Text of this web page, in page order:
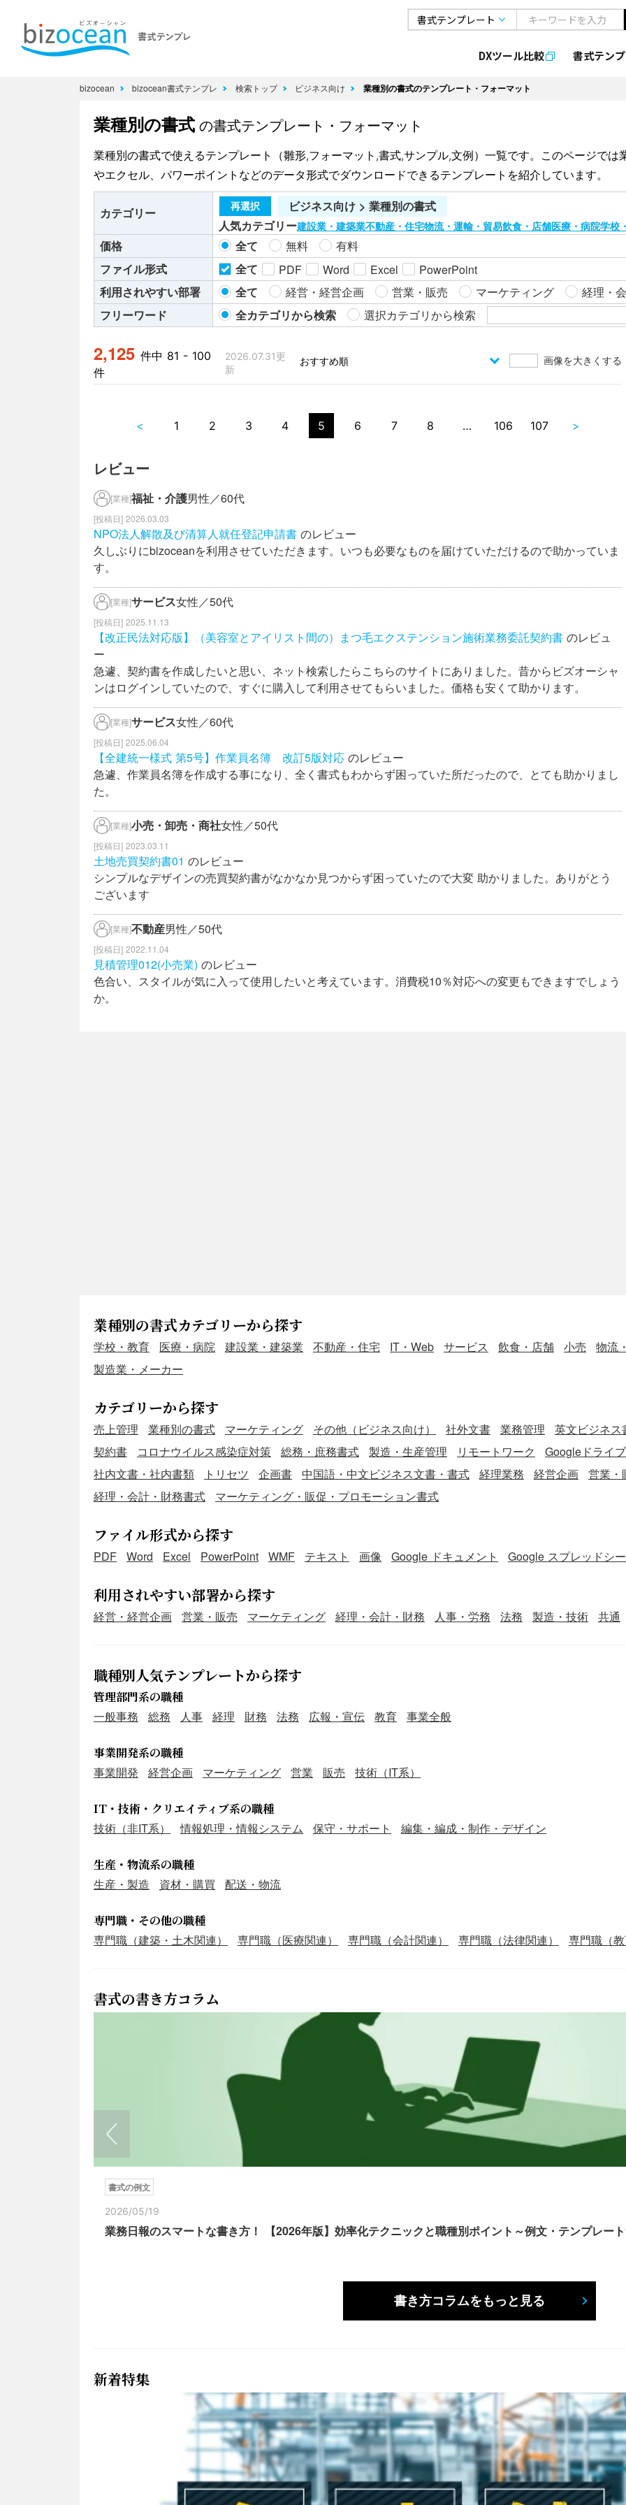
DXツール比較 書式テン
bizocean bizocean書式テンプレ 検索トップ ビジネス向け 業種別の書式のテンプレート・フォーマット
業種別の書式 の書式テンプレート・フォーマット
業種別の書式で使えるテンプレート（雛形,フォーマット,書式,サンプル,文例）一覧です。このページで
やエクセル、パワーポイントなどのデータ形式でダウンロードできるテンプレートを紹介しています。
カテゴリー 再選択
ビジネス向け > 業種別の書式
人気カテゴリー建設業・建築業不動産・住宅物流・運輸・貿易飲食・店舗医療・病院学校
価格 全て 無料
有料
ファイル形式
全て PDF Word Excel
PowerPoint
利用されやすい部署
全て 経営・経営企画 営業・販売 マーケティング
経理・
フリーワード
全カテゴリから検索 選択カテゴリから検索
2,125 件中 81 - 100
件
2026.07.31更
新
画像を大きくする
< 1 2 3 4 5 6 7 8 … 106 107 >
レビュー
[業種]福祉・介護男性／60代
2026.03.03
NPO法人解散及び清算人就任登記申請書 のレビュー
久しぶりにbizoceanを利用させていただきます。いつも必要なものを届けていただけるので助かっていま
す。
[業種]サービス女性／50代
2025.11.13
【改正民法対応版】（美容室とアイリスト間の）まつ毛エクステンション施術業務委託契約書 のレビュ
ー
急遽、契約書を作成したいと思い、ネット検索したらこちらのサイトにありました。昔からビズオーシャ
ンはログインしていたので、すぐに購入して利用させてもらいました。価格も安くて助かります。
[業種]サービス女性／60代
2025.06.04
【全建統一様式 第5号】作業員名簿 改訂5版対応 のレビュー
急遽、作業員名簿を作成する事になり、全く書式もわからず困っていた所だったので、とても助かりまし
た。
[業種]小売・卸売・商社女性／50代
2023.03.11
土地売買契約書01 のレビュー
シンプルなデザインの売買契約書がなかなか見つからず困っていたので大変 助かりました。ありがとう
ございます
[業種]不動産男性／50代
2022.11.04
見積管理012(小売業) のレビュー
色合い、スタイルが気に入って使用したいと考えています。消費税10％対応への変更もできますでしょう
か。
業種別の書式カテゴリーから探す
学校・教育 医療・病院 建設業・建築業 不動産・住宅 IT・Web サービス 飲食・店舗 小売
物流
製造業・メーカー
カテゴリーから探す
売上管理 業種別の書式 マーケティング その他（ビジネス向け） 社外文書 業務管理
英文ビジネス
契約書
コロナウイルス感染症対策 総務・庶務書式 製造・生産管理 リモートワーク
Googleドライ
社内文書・社内書類
トリセツ 企画書 中国語・中文ビジネス文書・書式 経理業務 経営企画
営業・
経理・会計・財務書式
マーケティング・販促・プロモーション書式
ファイル形式から探す
PDF Word Excel PowerPoint WMF テキスト 画像 Google ドキュメント Google スプレッドシ
利用されやすい部署から探す
経営・経営企画 営業・販売 マーケティング 経理・会計・財務 人事・労務 法務 製造・技術 共通
職種別人気テンプレートから探す
管理部門系の職種
一般事務
総務 人事 経理 財務 法務 広報・宣伝 教育 事業全般
事業開発系の職種
事業開発
経営企画 マーケティング 営業 販売 技術（IT系）
IT・技術・クリエイティブ系の職種
技術（非IT系）
情報処理・情報システム 保守・サポート 編集・編成・制作・デザイン
生産・物流系の職種
生産・製造
資材・購買 配送・物流
専門職・その他の職種
専門職（建築・土木関連）
専門職（医療関連） 専門職（会計関連） 専門職（法律関連） 専門職（
書式の書き方コラム
書式の例文
2026/05/19
業務日報のスマートな書き方！ 【2026年版】効率化テクニックと職種別ポイント～例文・テンプレー
書き方コラムをもっと見る
新着特集